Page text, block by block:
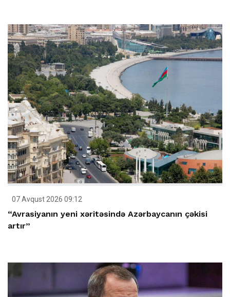
07 Avqust 2026 09:12
“Avrasiyanın yeni xəritəsində Azərbaycanın çəkisi
artır”